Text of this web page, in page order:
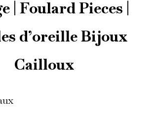
| Foulard Pieces |
d’oreille Bijoux
Cailloux